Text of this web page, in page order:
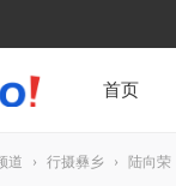
首页
道 › 行摄彝乡 › 陆向荣